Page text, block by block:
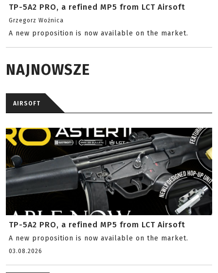
TP-5A2 PRO, a refined MP5 from LCT Airsoft
Grzegorz Woźnica
A new proposition is now available on the market.
NAJNOWSZE
AIRSOFT
TP-5A2 PRO, a refined MP5 from LCT Airsoft
A new proposition is now available on the market.
03.08.2026